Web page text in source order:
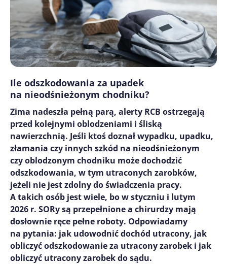
Ile odszkodowania za upadek
na nieodśnieżonym chodniku?
Zima nadeszła pełną parą, alerty RCB ostrzegają
przed kolejnymi oblodzeniami i śliską
nawierzchnią. Jeśli ktoś doznał wypadku, upadku,
złamania czy innych szkód na nieodśnieżonym
czy oblodzonym chodniku może dochodzić
odszkodowania, w tym utraconych zarobków,
jeżeli nie jest zdolny do świadczenia pracy.
A takich osób jest wiele, bo w styczniu i lutym
2026 r. SORy są przepełnione a chirurdzy mają
dosłownie ręce pełne roboty. Odpowiadamy
na pytania: jak udowodnić dochód utracony, jak
obliczyć odszkodowanie za utracony zarobek i jak
obliczyć utracony zarobek do sądu.